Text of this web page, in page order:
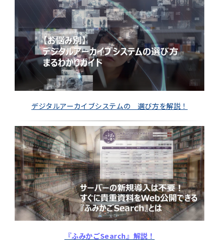
デジタルアーカイブシステムの 選び方を解説！
『ふみかごSearch』解説！